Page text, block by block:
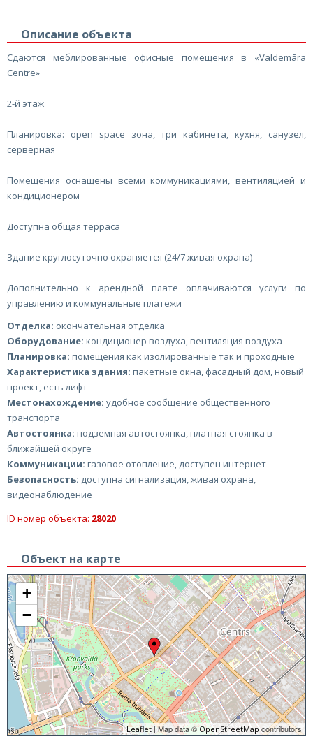
Описание объекта
Сдаются меблированные офисные помещения в «Valdemāra
Centre»
2-й этаж
Планировка: open space зона, три кабинета, кухня, санузел,
серверная
Помещения оснащены всеми коммуникациями, вентиляцией и
кондиционером
Доступна общая терраса
Здание круглосуточно охраняется (24/7 живая охрана)
Дополнительно к арендной плате оплачиваются услуги по
управлению и коммунальные платежи
Отделка: окончательная отделка
Оборудование: кондиционер воздуха, вентиляция воздуха
Планировка: помещения как изолированные так и проходные
Характеристика здания: пакетные окна, фасадный дом, новый
проект, есть лифт
Местонахождение: удобное сообщение общественного
транспорта
Автостоянка: подземная автостоянка, платная стоянка в
ближайшей округе
Коммуникации: газовое отопление, доступен интернет
Безопасность: доступна сигнализация, живая охрана,
видеонаблюдение
ID номер объекта: 28020
Объект на карте
+
−
Leaflet| Map data ©OpenStreetMapcontributors